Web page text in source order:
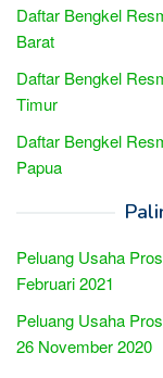
Daftar Bengkel
Barat
Daftar Bengkel
Timur
Daftar Bengkel
Papua
Peluang Usaha
Februari 2021
Peluang Usaha
26 November 2020